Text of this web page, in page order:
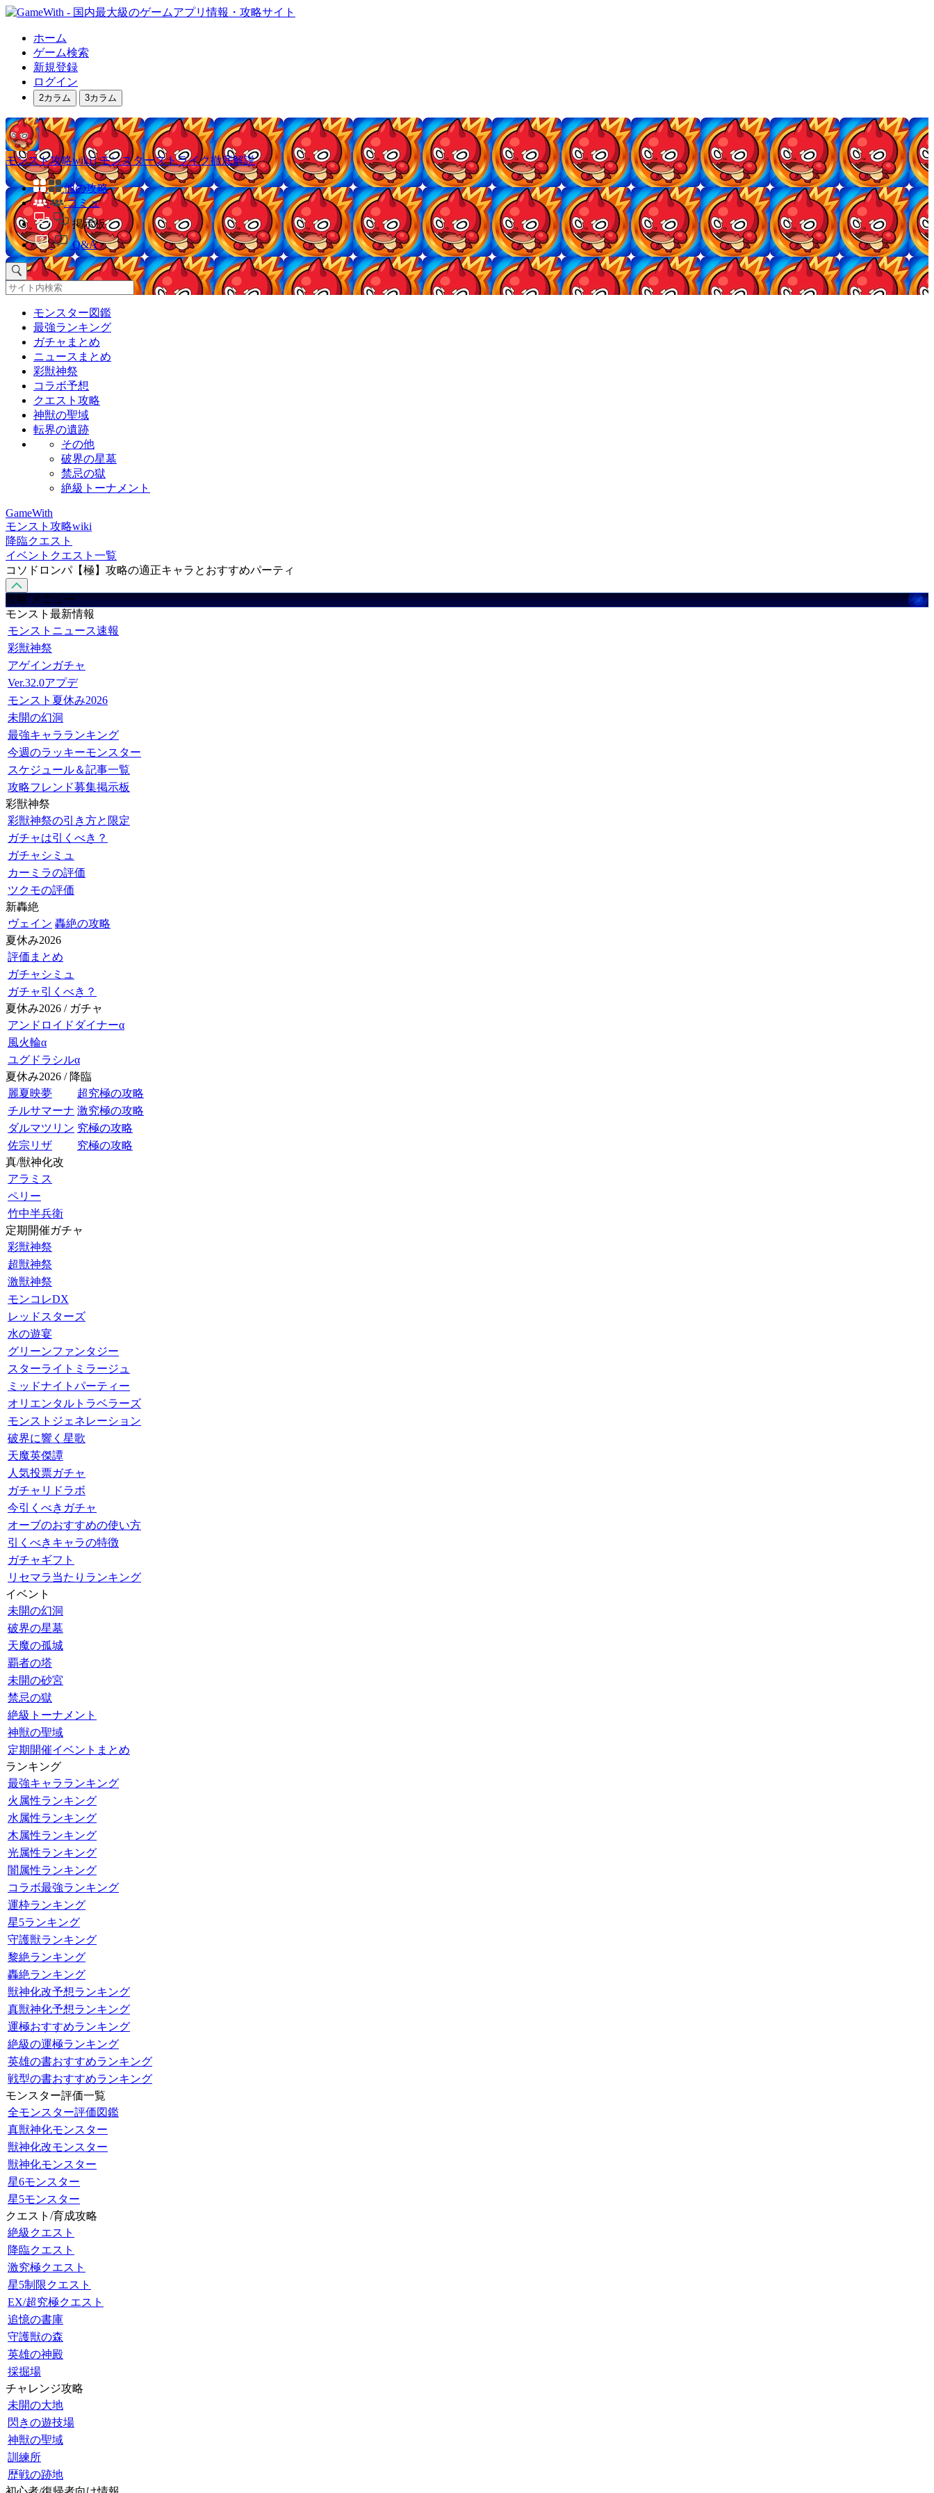
ホーム
ゲーム検索
新規登録
ログイン
2カラム 3カラム
モンスト攻略wiki | モンスターストライク徹底解説
他の攻略
コミュ
掲示板
Q&A
モンスター図鑑
最強ランキング
ガチャまとめ
ニュースまとめ
彩獣神祭
コラボ予想
クエスト攻略
神獣の聖域
転界の遺跡
その他
破界の星墓
禁忌の獄
絶級トーナメント
GameWith
モンスト攻略wiki
降臨クエスト
イベントクエスト一覧
コソドロンパ【極】攻略の適正キャラとおすすめパーティ
攻略 メニュー
モンスト最新情報
モンストニュース速報
彩獣神祭
アゲインガチャ
Ver.32.0アプデ
モンスト夏休み2026
未開の幻洞
最強キャラランキング
今週のラッキーモンスター
スケジュール＆記事一覧
攻略フレンド募集掲示板
彩獣神祭
彩獣神祭の引き方と限定
ガチャは引くべき？
ガチャシミュ
カーミラの評価
ツクモの評価
新轟絶
ヴェイン 轟絶の攻略
夏休み2026
評価まとめ
ガチャシミュ
ガチャ引くべき？
夏休み2026 / ガチャ
アンドロイドダイナーα
風火輪α
ユグドラシルα
夏休み2026 / 降臨
麗夏映夢
超究極の攻略
チルサマーナ 激究極の攻略
ダルマツリン 究極の攻略
佐宗リザ
究極の攻略
真/獣神化改
アラミス
ペリー
竹中半兵衛
定期開催ガチャ
彩獣神祭
超獣神祭
激獣神祭
モンコレDX
レッドスターズ
水の遊宴
グリーンファンタジー
スターライトミラージュ
ミッドナイトパーティー
オリエンタルトラベラーズ
モンストジェネレーション
破界に響く星歌
天魔英傑譚
人気投票ガチャ
ガチャリドラボ
今引くべきガチャ
オーブのおすすめの使い方
引くべきキャラの特徴
ガチャギフト
リセマラ当たりランキング
イベント
未開の幻洞
破界の星墓
天魔の孤城
覇者の塔
未開の砂宮
禁忌の獄
絶級トーナメント
神獣の聖域
定期開催イベントまとめ
ランキング
最強キャラランキング
火属性ランキング
水属性ランキング
木属性ランキング
光属性ランキング
闇属性ランキング
コラボ最強ランキング
運枠ランキング
星5ランキング
守護獣ランキング
黎絶ランキング
轟絶ランキング
獣神化改予想ランキング
真獣神化予想ランキング
運極おすすめランキング
絶級の運極ランキング
英雄の書おすすめランキング
戦型の書おすすめランキング
モンスター評価一覧
全モンスター評価図鑑
真獣神化モンスター
獣神化改モンスター
獣神化モンスター
星6モンスター
星5モンスター
クエスト/育成攻略
絶級クエスト
降臨クエスト
激究極クエスト
星5制限クエスト
EX/超究極クエスト
追憶の書庫
守護獣の森
英雄の神殿
採掘場
チャレンジ攻略
未開の大地
閃きの遊技場
神獣の聖域
訓練所
歴戦の跡地